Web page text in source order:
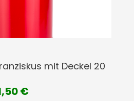
mit Deckel 20
€